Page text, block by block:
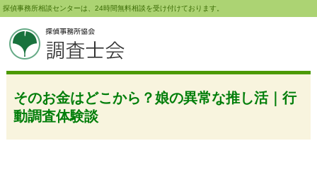
そのお金はどこから？娘の異常な推し活｜行
動調査体験談
探偵事務所相談センターは、24時間無料相談を受け付けております。